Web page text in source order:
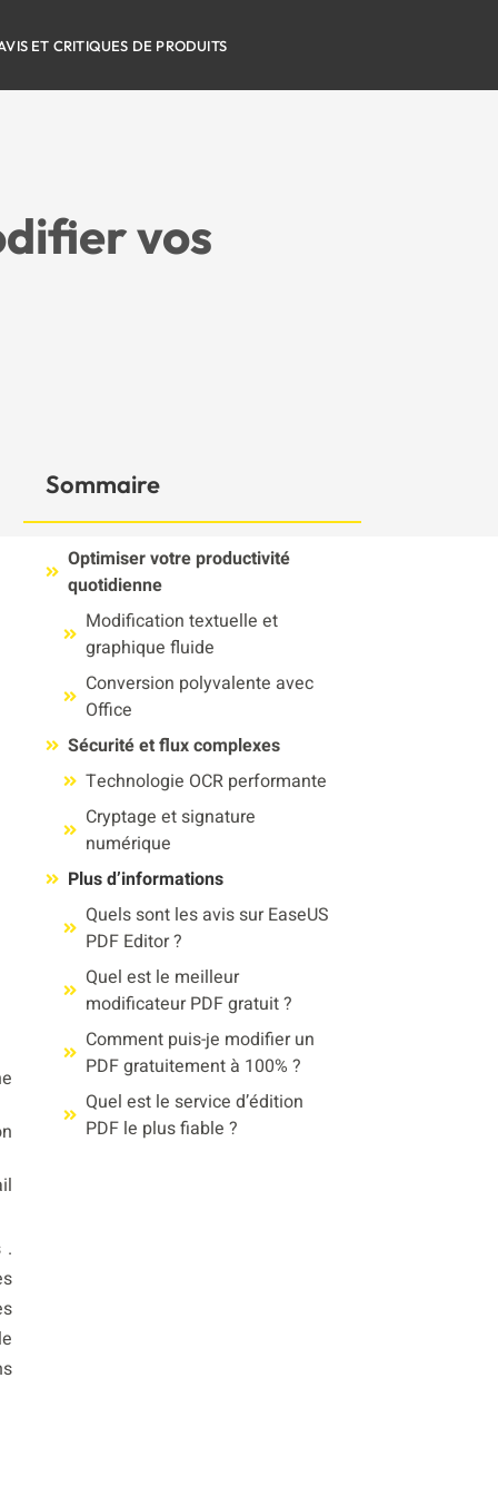
ET CRITIQUES DE PRODUITS
vos
.
Sommaire
Optimiser votre productivité
quotidienne
Modification textuelle et
graphique fluide
Conversion polyvalente avec
Office
Sécurité et flux complexes
Technologie OCR performante
Cryptage et signature
numérique
Plus d’informations
Quels sont les avis sur EaseUS
PDF Editor ?
Quel est le meilleur
modificateur PDF gratuit ?
Comment puis-je modifier un
PDF gratuitement à 100% ?
Quel est le service d’édition
PDF le plus fiable ?